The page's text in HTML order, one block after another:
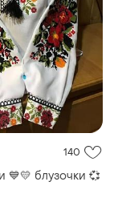
140
Вишиванки 💙💛 блузочки 💞